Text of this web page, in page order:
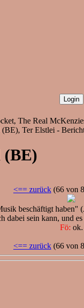
The Real
Ter Elstlei -
(BE)
<== zurück (66 von
beschäftigt
dabei sein kann, und
Fö: ok.
<== zurück (66 von